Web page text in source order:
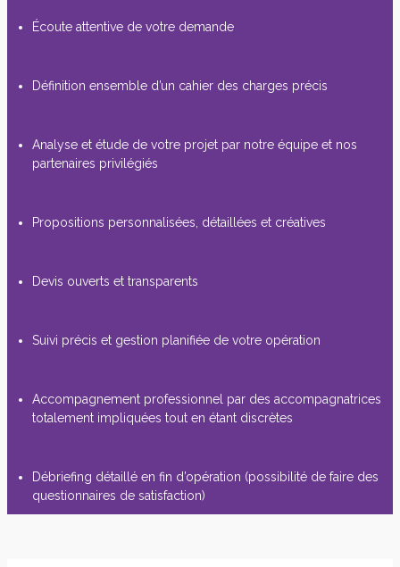
Écoute attentive de votre demande
Définition ensemble d’un cahier des charges précis
Analyse et étude de votre projet par notre équipe et nos
partenaires privilégiés
Propositions personnalisées, détaillées et créatives
Devis ouverts et transparents
Suivi précis et gestion planifiée de votre opération
Accompagnement professionnel par des accompagnatrices
totalement impliquées tout en étant discrètes
Débriefing détaillé en fin d’opération (possibilité de faire des
questionnaires de satisfaction)